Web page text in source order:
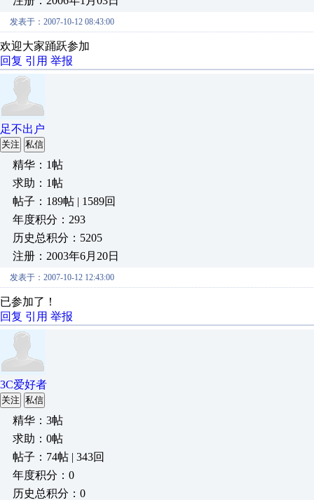
发表于：2007-10-12 08:43:00
欢迎大家踊跃参加
回复 引用 举报
足不出户
关注 私信
精华：1帖
求助：1帖
帖子：189帖 | 1589回
年度积分：293
历史总积分：5205
注册：2003年6月20日
发表于：2007-10-12 12:43:00
已参加了！
回复 引用 举报
3C爱好者
关注 私信
精华：3帖
求助：0帖
帖子：74帖 | 343回
年度积分：0
历史总积分：0